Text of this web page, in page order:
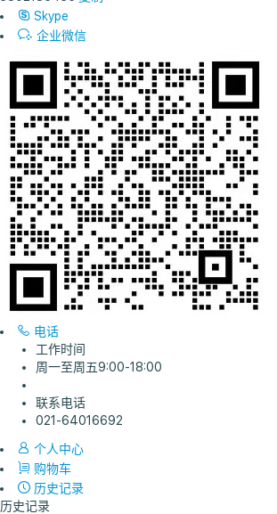
Skype
企业微信
电话
工作时间
周一至周五9:00-18:00
联系电话
021-64016692
个人中心
购物车
历史记录
历史记录